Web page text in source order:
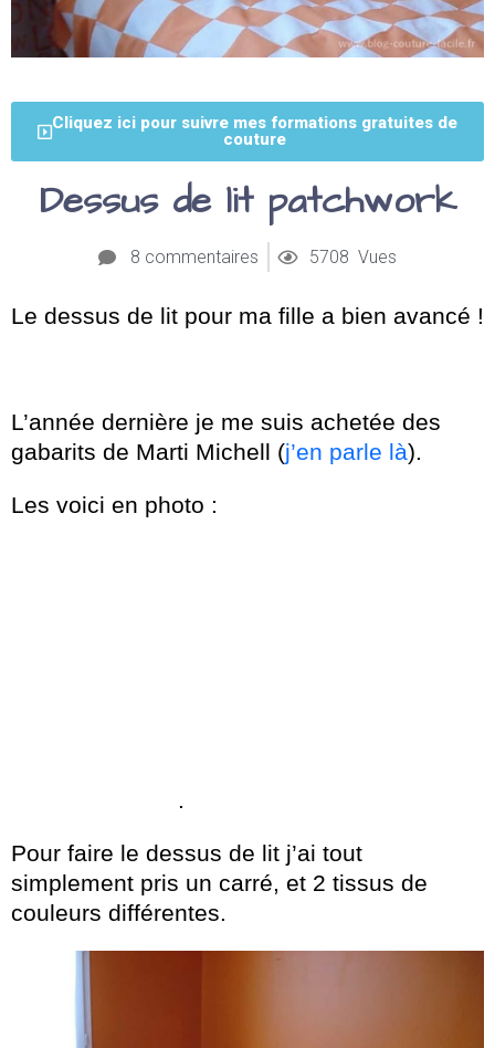
Cliquez ici pour suivre mes formations gratuites de
couture
Dessus de lit patchwork
8 commentaires 5708 Vues
Le dessus de lit pour ma fille a bien avancé !
L’année dernière je me suis achetée des
gabarits de Marti Michell (j’en parle là).
Les voici en photo :
.
Pour faire le dessus de lit j’ai tout
simplement pris un carré, et 2 tissus de
couleurs différentes.